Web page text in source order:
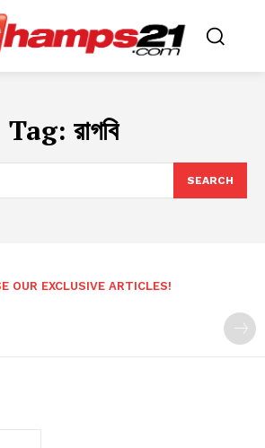
Tag: রাগবি
SEARCH
OUR EXCLUSIVE ARTICLES!